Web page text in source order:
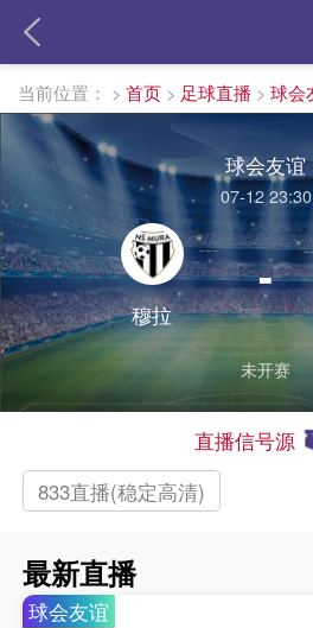
当前位置： > 首页 > 足球直播 >
球会友谊
07-12 23:30
穆拉
-
未开赛
直播信号源
833直播(稳定高清)
最新直播
球会友谊